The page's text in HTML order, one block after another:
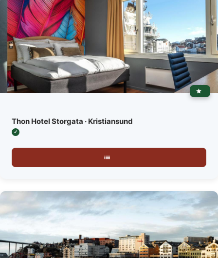
Thon Hotel Storgata · Kristiansund